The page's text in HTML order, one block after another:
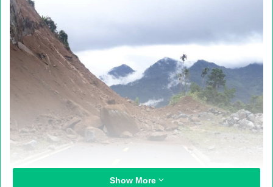
Show More